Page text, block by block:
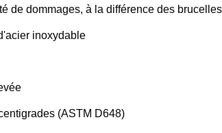
de dommages, à la différence des
inoxydable
(ASTM D648)